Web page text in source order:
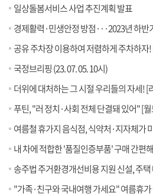
일상돌봄서비스 사업 추진계획 발표
경제활력·민생안정 방점···2023년 하반기
공유 주차장 이용하여 저렴하게 주차하자! [돈
국정브리핑 (23. 07. 05. 10시)
더위에 대처하는 그 시절 우리들의 자세! [
푸틴, "러 정치·사회 전체 단결돼 있어" [
여름철 휴가지 음식점, 식약처·지자체가
내 차에 적합한 '품질인증부품' 구매 간편
송주법 주거환경개선비용 지원 신설, 주택 매수 미청구
"가족·친구와 국내여행 가세요" 여름휴